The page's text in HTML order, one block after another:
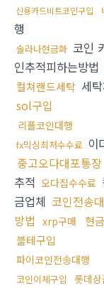
신용카드비트코인구입
행
솔라나현금화 코인
인추적피하는방법
컬쳐랜드세탁 세
sol구입
리플코인대행
fx믹싱최저수수료 이
중고오다대포통장
추적 오다집수수료
금업체 코인전송
방법 xrp구매 현
블테구입
파이코인전송대행
코인이체구입 롯데